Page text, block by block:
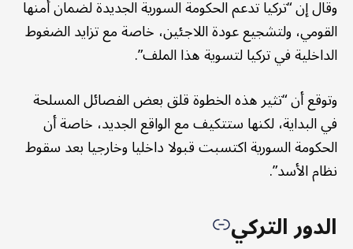
وقال إن “تركيا تدعم الحكومة السورية الجديدة لضمان أمنها
القومي، ولتشجيع عودة اللاجئين، خاصة مع تزايد الضغوط
الداخلية في تركيا لتسوية هذا الملف”.
وتوقع أن “تثير هذه الخطوة قلق بعض الفصائل المسلحة
في البداية، لكنها ستتكيف مع الواقع الجديد، خاصة أن
الحكومة السورية اكتسبت قبولا داخليا وخارجيا بعد سقوط
نظام الأسد”.
الدور التركي